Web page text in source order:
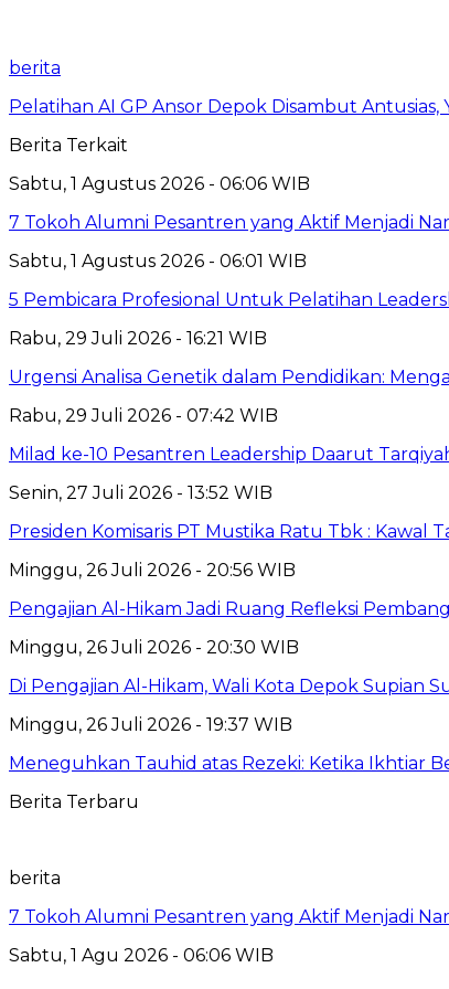
berita
Pelatihan AI GP Ansor Depok Disambut
Berita Terkait
Sabtu, 1 Agustus 2026 - 06:06 WIB
7 Tokoh Alumni Pesantren yang Aktif Menjadi
Sabtu, 1 Agustus 2026 - 06:01 WIB
5 Pembicara Profesional Untuk Pelatihan
Rabu, 29 Juli 2026 - 16:21 WIB
Urgensi Analisa Genetik dalam Pendidikan:
Rabu, 29 Juli 2026 - 07:42 WIB
Milad ke-10 Pesantren Leadership Daarut
Senin, 27 Juli 2026 - 13:52 WIB
Presiden Komisaris PT Mustika Ratu Tbk : Kawal
Minggu, 26 Juli 2026 - 20:56 WIB
Pengajian Al-Hikam Jadi Ruang Refleksi
Minggu, 26 Juli 2026 - 20:30 WIB
Di Pengajian Al-Hikam, Wali Kota Depok Supian
Minggu, 26 Juli 2026 - 19:37 WIB
Meneguhkan Tauhid atas Rezeki: Ketika Ikhtiar
Berita Terbaru
berita
7 Tokoh Alumni Pesantren yang Aktif Menjadi
Sabtu, 1 Agu 2026 - 06:06 WIB